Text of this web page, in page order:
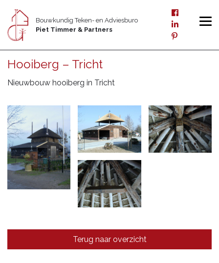
Bouwkundig Teken- en Adviesburo
Piet Timmer & Partners
Hooiberg – Tricht
Nieuwbouw hooiberg in Tricht
Terug naar overzicht